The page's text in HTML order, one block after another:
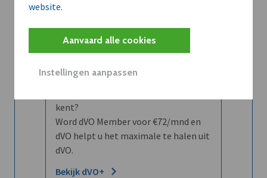
website.
Aanvaard alle cookies
Instellingen aanpassen
Wilt u niet enkel de dVO community
kent?
Word dVO Member voor €72/mnd en
dVO helpt u het maximale te halen uit
dVO.
Bekijk dVO+